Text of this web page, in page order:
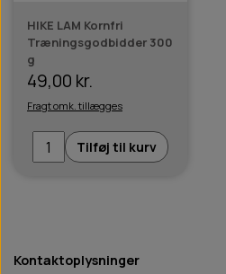
HIKE LAM Kornfri
Træningsgodbidder 300
g
49,00 kr.
Fragt omk. tillægges
Tilføj til kurv
Kontaktoplysninger